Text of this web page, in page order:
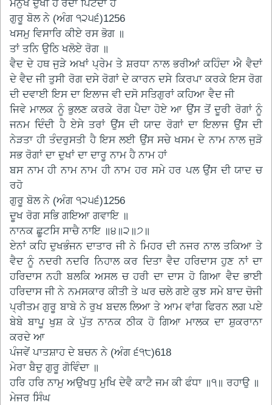
ਮਨੁਖ ਦੁਖੀ ਹੈ ਰੋਦਾਂ ਪਿਟਦਾ ਹੈ
ਗੁਰੂ ਬੋਲ ਨੇ (ਅੰਗ ੧੨੫੬)1256
ਖਸਮੁ ਵਿਸਾਰਿ ਕੀਏ ਰਸ ਭੋਗ ॥
ਤਾਂ ਤਨਿ ਉਠਿ ਖਲੋਏ ਰੋਗ ॥
ਵੈਦ ਦੇ ਹਥ ਜੁੜੇ ਅਖਾਂ ਪ੍ਰੇਮ ਤੇ ਸ਼ਰਧਾ ਨਾਲ ਭਰੀਆਂ ਕਹਿੰਦਾ ਐ ਵੈਦਾਂ
ਦੇ ਵੈਦ ਜੀ ਤੁਸੀ ਰੋਗ ਦਸੇ ਰੋਗਾਂ ਦੇ ਕਾਰਨ ਦਸੇ ਕਿਰਪਾ ਕਰਕੇ ਇਸ ਰੋਗ
ਦੀ ਦਵਾਈ ਇਸ ਦਾ ਇਲਾਜ ਵੀ ਦਸੋ ਸਤਿਗੁਰਾਂ ਕਹਿਆ ਵੈਦ ਜੀ
ਜਿਵੇ ਮਾਲਕ ਨੂੰ ਭੁਲਣ ਕਰਕੇ ਰੋਗ ਪੈਦਾ ਹੋਏ ਆ ਉਂਸ ਤੋਂ ਦੂਰੀ ਰੋਗਾਂ ਨੂੰ
ਜਨਮ ਦਿੰਦੀ ਹੈ ਏਸੇ ਤਰਾਂ ਉਂਸ ਦੀ ਯਾਦ ਰੋਗਾਂ ਦਾ ਇਲਾਜ ਉਂਸ ਦੀ
ਨੇੜਤਾ ਹੀ ਤੰਦਰੁਸਤੀ ਹੈ ਇਸ ਲਈ ਉਂਸ ਸਚੇ ਖਸਮ ਦੇ ਨਾਮ ਨਾਲ ਜੁੜੋ
ਸਭ ਰੋਗਾਂ ਦਾ ਦੁਖਾਂ ਦਾ ਦਾਰੂ ਨਾਮ ਹੈ ਨਾਮ ਹਾਂ
ਬਸ ਨਾਮ ਹੀ ਨਾਮ ਨਾਮ ਹੀ ਨਾਮ ਹਰ ਸਮੇ ਹਰ ਪਲ ਉਂਸ ਦੀ ਯਾਦ ਚ
ਰਹੋ
ਗੁਰੂ ਬੋਲ ਨੇ (ਅੰਗ ੧੨੫੬)1256
ਦੂਖ ਰੋਗ ਸਭਿ ਗਇਆ ਗਵਾਇ ॥
ਨਾਨਕ ਛੂਟਸਿ ਸਾਚੈ ਨਾਇ ॥੪॥੨॥੭॥
ਏਨਾਂ ਕਹਿ ਦੁਖਭੰਜਨ ਦਾਤਾਰ ਜੀ ਨੇ ਮਿਹਰ ਦੀ ਨਜਰ ਨਾਲ ਤਕਿਆ ਤੇ
ਵੈਦ ਨੂੰ ਨਦਰੀ ਨਦਰਿ ਨਿਹਾਲ ਕਰ ਦਿਤਾ ਵੈਦ ਹਰਿਦਾਸ ਹੁਣ ਨਾਂ ਦਾ
ਹਰਿਦਾਸ ਨਹੀ ਬਲਕਿ ਅਸਲ ਚ ਹਰੀ ਦਾ ਦਾਸ ਹੋ ਗਿਆ ਵੈਦ ਭਾਈ
ਹਰਿਦਾਸ ਜੀ ਨੇ ਨਮਸਕਾਰ ਕੀਤੀ ਤੇ ਘਰ ਚਲੇ ਗਏ ਕੁਝ ਸਮੇ ਬਾਦ ਚੋਜੀ
ਪ੍ਰੀਤਮ ਗੁਰੂ ਬਾਬੇ ਨੇ ਰੁਖ ਬਦਲ ਲਿਆ ਤੇ ਆਮ ਵਾਂਗ ਫਿਰਨ ਲਗ ਪਏ
ਬੇਬੇ ਬਾਪੂ ਖੁਸ਼ ਕੇ ਪੁੱਤ ਨਾਨਕ ਠੀਕ ਹੋ ਗਿਆ ਮਾਲਕ ਦਾ ਸ਼ੁਕਰਾਨਾ
ਕਰਦੇ ਆ
ਪੰਜਵੇਂ ਪਾਤਸ਼ਾਹ ਦੇ ਬਚਨ ਨੇ (ਅੰਗ ੬੧੮)618
ਮੇਰਾ ਬੈਦੁ ਗੁਰੂ ਗੋਵਿੰਦਾ ॥
ਹਰਿ ਹਰਿ ਨਾਮੁ ਅਉਖਧੁ ਮੁਖਿ ਦੇਵੈ ਕਾਟੈ ਜਮ ਕੀ ਫੰਧਾ ॥੧॥ ਰਹਾਉ ॥
ਮੇਜਰ ਸਿੰਘ